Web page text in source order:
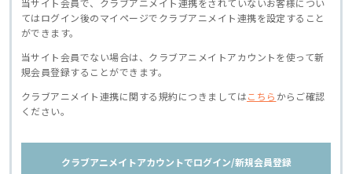
当サイト会員で、クラブアニメイト連携をされていないお客様につい
てはログイン後のマイページでクラブアニメイト連携を設定すること
ができます。
当サイト会員でない場合は、クラブアニメイトアカウントを使って新
規会員登録することができます。
クラブアニメイト連携に関する規約につきましてはこちら からご確認
ください。
クラブアニメイトアカウントでログイン/新規会員登録